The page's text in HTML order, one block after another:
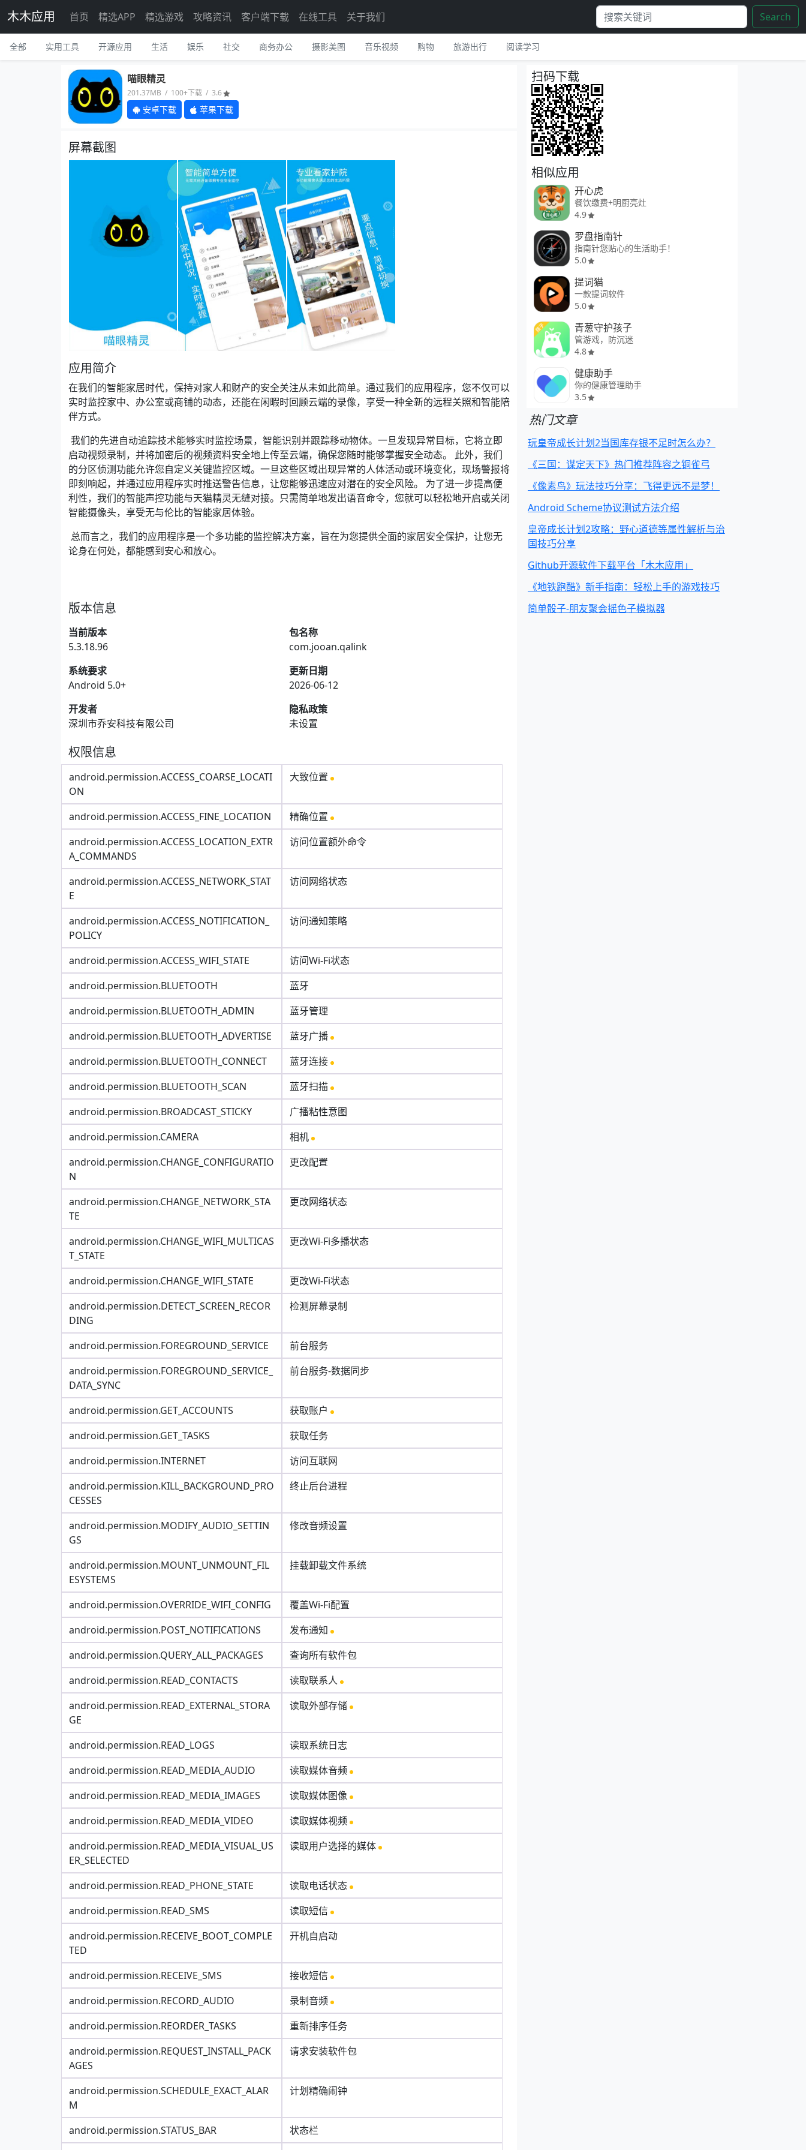
木木应用 首页 精选APP 精选游戏 攻略资讯 客户端下载 在线工具 关于我们 Search
全部 实用工具 开源应用 生活 娱乐 社交 商务办公 摄影美图 音乐视频 购物 旅游出行 阅读学习
喵眼精灵
201.37MB / 100+下载 / 3.6
安卓下载 苹果下载
屏幕截图
应用简介
在我们的智能家居时代，保持对家人和财产的安全关注从未如此简单。通过我们的应用程序，您不仅可以
实时监控家中、办公室或商铺的动态，还能在闲暇时回顾云端的录像，享受一种全新的远程关照和智能陪
伴方式。
我们的先进自动追踪技术能够实时监控场景，智能识别并跟踪移动物体。一旦发现异常目标，它将立即
启动视频录制，并将加密后的视频资料安全地上传至云端，确保您随时能够掌握安全动态。 此外，我们
的分区侦测功能允许您自定义关键监控区域。一旦这些区域出现异常的人体活动或环境变化，现场警报将
即刻响起，并通过应用程序实时推送警告信息，让您能够迅速应对潜在的安全风险。 为了进一步提高便
利性，我们的智能声控功能与天猫精灵无缝对接。只需简单地发出语音命令，您就可以轻松地开启或关闭
智能摄像头，享受无与伦比的智能家居体验。
总而言之，我们的应用程序是一个多功能的监控解决方案，旨在为您提供全面的家居安全保护，让您无
论身在何处，都能感到安心和放心。
版本信息
当前版本
5.3.18.96
包名称
com.jooan.qalink
系统要求
Android 5.0+
更新日期
2026-06-12
开发者
深圳市乔安科技有限公司
隐私政策
未设置
权限信息
android.permission.ACCESS_COARSE_LOCATI
ON
大致位置
android.permission.ACCESS_FINE_LOCATION
精确位置
android.permission.ACCESS_LOCATION_EXTR
A_COMMANDS
访问位置额外命令
android.permission.ACCESS_NETWORK_STAT
E
访问网络状态
android.permission.ACCESS_NOTIFICATION_
POLICY
访问通知策略
android.permission.ACCESS_WIFI_STATE
访问Wi-Fi状态
android.permission.BLUETOOTH
蓝牙
android.permission.BLUETOOTH_ADMIN
蓝牙管理
android.permission.BLUETOOTH_ADVERTISE
蓝牙广播
android.permission.BLUETOOTH_CONNECT
蓝牙连接
android.permission.BLUETOOTH_SCAN
蓝牙扫描
android.permission.BROADCAST_STICKY
广播粘性意图
android.permission.CAMERA
相机
android.permission.CHANGE_CONFIGURATIO
N
更改配置
android.permission.CHANGE_NETWORK_STA
TE
更改网络状态
android.permission.CHANGE_WIFI_MULTICAS
T_STATE
更改Wi-Fi多播状态
android.permission.CHANGE_WIFI_STATE
更改Wi-Fi状态
android.permission.DETECT_SCREEN_RECOR
DING
检测屏幕录制
android.permission.FOREGROUND_SERVICE
前台服务
android.permission.FOREGROUND_SERVICE_
DATA_SYNC
前台服务-数据同步
android.permission.GET_ACCOUNTS
获取账户
android.permission.GET_TASKS
获取任务
android.permission.INTERNET
访问互联网
android.permission.KILL_BACKGROUND_PRO
CESSES
终止后台进程
android.permission.MODIFY_AUDIO_SETTIN
GS
修改音频设置
android.permission.MOUNT_UNMOUNT_FIL
ESYSTEMS
挂载卸载文件系统
android.permission.OVERRIDE_WIFI_CONFIG
覆盖Wi-Fi配置
android.permission.POST_NOTIFICATIONS
发布通知
android.permission.QUERY_ALL_PACKAGES
查询所有软件包
android.permission.READ_CONTACTS
读取联系人
android.permission.READ_EXTERNAL_STORA
GE
读取外部存储
android.permission.READ_LOGS
读取系统日志
android.permission.READ_MEDIA_AUDIO
读取媒体音频
android.permission.READ_MEDIA_IMAGES
读取媒体图像
android.permission.READ_MEDIA_VIDEO
读取媒体视频
android.permission.READ_MEDIA_VISUAL_US
ER_SELECTED
读取用户选择的媒体
android.permission.READ_PHONE_STATE
读取电话状态
android.permission.READ_SMS
读取短信
android.permission.RECEIVE_BOOT_COMPLE
TED
开机自启动
android.permission.RECEIVE_SMS
接收短信
android.permission.RECORD_AUDIO
录制音频
android.permission.REORDER_TASKS
重新排序任务
android.permission.REQUEST_INSTALL_PACK
AGES
请求安装软件包
android.permission.SCHEDULE_EXACT_ALAR
M
计划精确闹钟
android.permission.STATUS_BAR
状态栏
扫码下载
相似应用
开心虎
餐饮缴费+明厨亮灶
4.9
罗盘指南针
指南针您贴心的生活助手！
5.0
提词猫
一款提词软件
5.0
青葱守护孩子
管游戏，防沉迷
4.8
健康助手
你的健康管理助手
3.5
热门文章
玩皇帝成长计划2当国库存银不足时怎么办？
《三国：谋定天下》热门推荐阵容之铜雀弓
《像素鸟》玩法技巧分享：飞得更远不是梦！
Android Scheme协议测试方法介绍
皇帝成长计划2攻略：野心道德等属性解析与治
国技巧分享
Github开源软件下载平台「木木应用」
《地铁跑酷》新手指南：轻松上手的游戏技巧
简单骰子-朋友聚会摇色子模拟器